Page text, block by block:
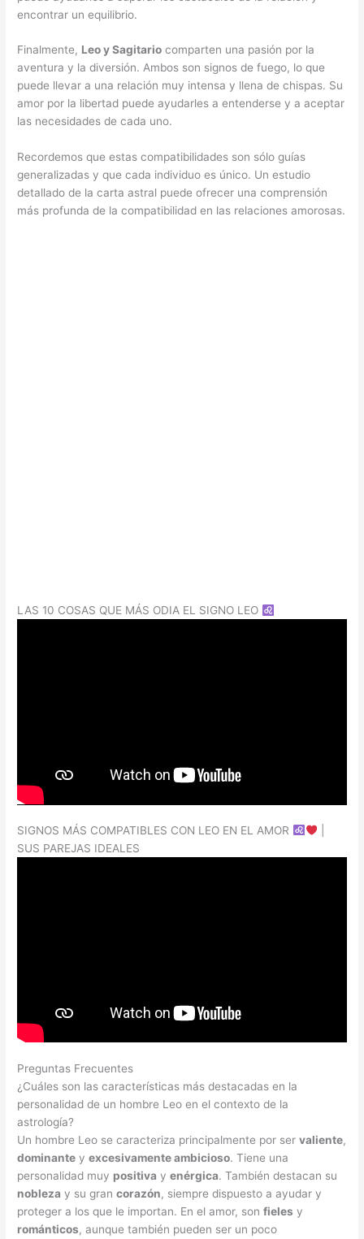
encontrar un equilibrio.
Finalmente, Leo y Sagitario comparten una pasión por la
aventura y la diversión. Ambos son signos de fuego, lo que
puede llevar a una relación muy intensa y llena de chispas. Su
amor por la libertad puede ayudarles a entenderse y a aceptar
las necesidades de cada uno.
Recordemos que estas compatibilidades son sólo guías
generalizadas y que cada individuo es único. Un estudio
detallado de la carta astral puede ofrecer una comprensión
más profunda de la compatibilidad en las relaciones amorosas.
LAS 10 COSAS QUE MÁS ODIA EL SIGNO LEO
SIGNOS MÁS COMPATIBLES CON LEO EN EL AMOR
SUS PAREJAS IDEALES
Preguntas Frecuentes
¿Cuáles son las características más destacadas en la
personalidad de un hombre Leo en el contexto de la
astrología?
Un hombre Leo se caracteriza principalmente por servaliente,
dominante yexcesivamente ambicioso. Tiene una
personalidad muy positiva yenérgica. También destacan su
nobleza y su grancorazón, siempre dispuesto a ayudar y
proteger a los que le importan. En el amor, sonfieles y
románticos, aunque también pueden ser un poco